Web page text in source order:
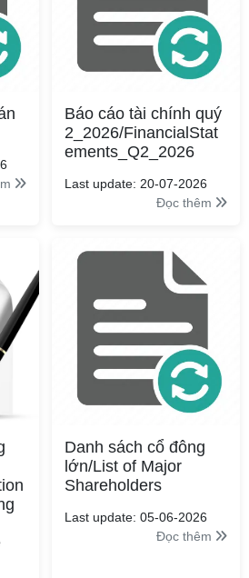
Báo cáo tài chính quý
2_2026/FinancialStat
ements_Q2_2026
Last update: 20-07-2026
Đọc thêm
Danh sách cổ đông
lớn/List of Major
Shareholders
Last update: 05-06-2026
Đọc thêm